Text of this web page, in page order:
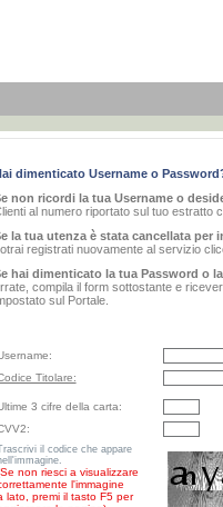
dimenticato Username o
non ricordi la tua Username o
al numero riportato sul tuo estratto
la tua utenza è stata cancellata per
registrati nuovamente al servizio
hai dimenticato la tua Password o
compila il form sottostante e
sul Portale.
Titolare:
3 cifre della carta:
il codice che appare
non riesci a visualizzare
l'immagine
lato, premi il tasto F5 per